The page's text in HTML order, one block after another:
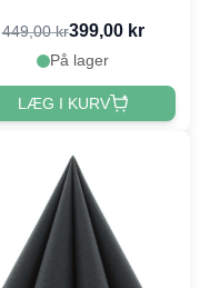
449,00 kr399,00 kr
På lager
LÆG I KURV